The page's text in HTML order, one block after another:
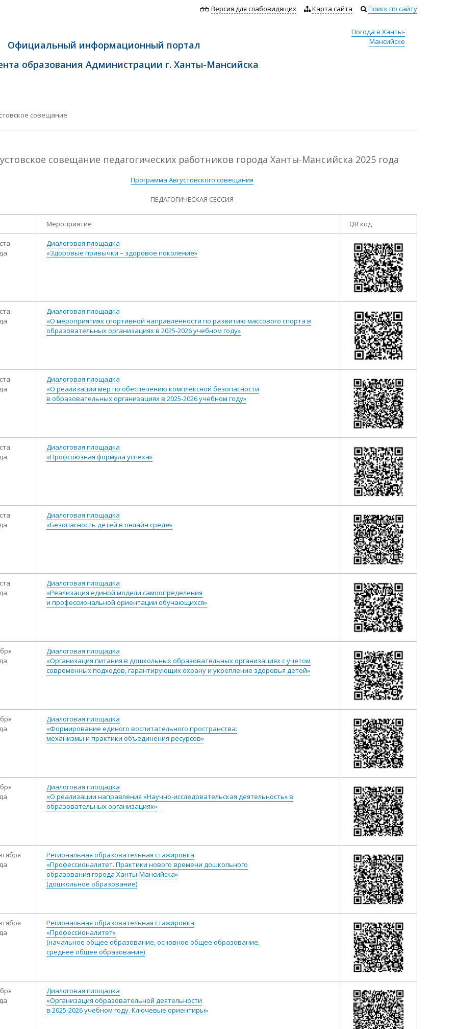
Версия для слабовидящих Карта сайта Поиск по сайту
Официальный информационный портал
образования Администрации г. Ханты-Мансийска
Погода в Ханты-
Мансийске
совещание
совещание педагогических работников города Ханты-Мансийска 2025 года
Программа Августовского совещания
ПЕДАГОГИЧЕСКАЯ СЕССИЯ​
Мероприятие QR код
Диалоговая площадка
«Здоровые привычки – здоровое поколение»
Диалоговая площадка
«О мероприятиях спортивной направленности по развитию массового спорта в
образовательных организациях в 2025-2026 учебном году»
Диалоговая площадка
«О реализации мер по обеспечению комплексной безопасности
в образовательных организациях в 2025-2026 учебном году»
Диалоговая площадка
«Профсоюзная формула успеха»
Диалоговая площадка
«Безопасность детей в онлайн среде»
Диалоговая площадка
«Реализация единой модели самоопределения
и профессиональной ориентации обучающихся»
Диалоговая площадка
«Организация питания в дошкольных образовательных организациях с учетом
современных подходов, гарантирующих охрану и укрепление здоровья детей»
Диалоговая площадка
«Формирование единого воспитательного пространства:
механизмы и практики объединения ресурсов»
Диалоговая площадка
«О реализации направления «Научно-исследовательская деятельность» в
образовательных организациях»
Региональная образовательная стажировка
«Профессионалитет. Практики нового времени дошкольного
образования города Ханты-Мансийска»
(дошкольное образование)
Региональная образовательная стажировка
«Профессионалитет»
(начальное общее образование, основное общее образование,
среднее общее образование)
Диалоговая площадка
«Организация образовательной деятельности
в 2025-2026 учебном году. Ключевые ориентиры»